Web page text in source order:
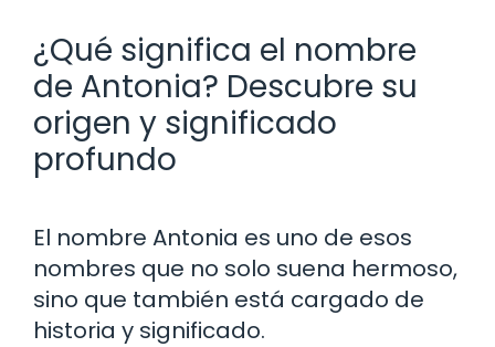
¿Qué significa el nombre
de Antonia? Descubre su
origen y significado
profundo
El nombre Antonia es uno de esos
nombres que no solo suena hermoso,
sino que también está cargado de
historia y significado.